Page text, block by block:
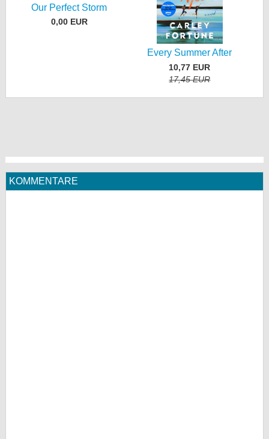
Our Perfect Storm
0,00 EUR
Every Summer After
10,77 EUR
17,45 EUR
KOMMENTARE